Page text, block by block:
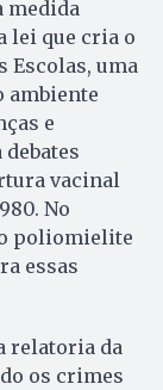
medida
lei que cria o
Escolas, uma
ambiente
e
vacinal
No
poliomielite
essas
relatoria da
os crimes